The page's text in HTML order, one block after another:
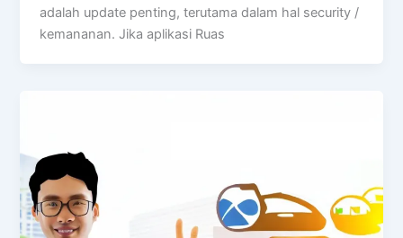
adalah update penting, terutama dalam hal security /
kemananan. Jika aplikasi Ruas